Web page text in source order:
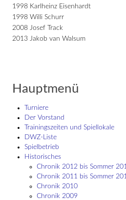
1998 Karlheinz Eisenhardt
1998 Willi Schurr
2008 Josef Track
2013 Jakob van Walsum
Hauptmenü
Turniere
Der Vorstand
Trainingszeiten und Spiellokale
DWZ-Liste
Spielbetrieb
Historisches
Chronik 2012 bis Sommer
Chronik 2011 bis Sommer
Chronik 2010
Chronik 2009